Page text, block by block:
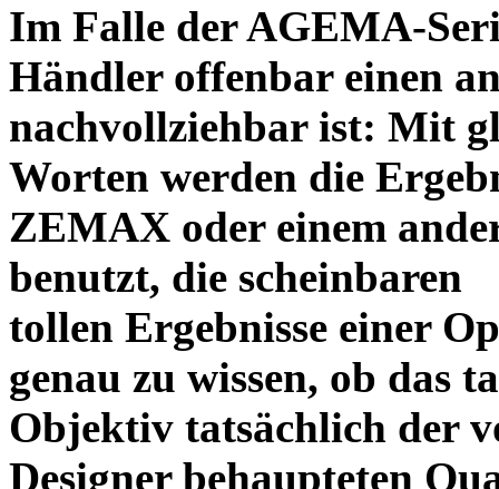
Im Falle der AGEMA-
Händler offenbar einen
nachvollziehbar ist: Mit
Worten werden die
ZEMAX oder einem
benutzt, die scheinbaren
tollen Ergebnisse einer
genau zu wissen, ob das
Objektiv tatsächlich der
Designer behaupteten